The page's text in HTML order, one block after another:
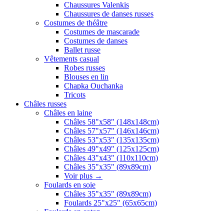
Chaussures Valenkis
Chaussures de danses russes
Costumes de théâtre
Costumes de mascarade
Costumes de danses
Ballet russe
Vêtements casual
Robes russes
Blouses en lin
Chapka Ouchanka
Tricots
Châles russes
Châles en laine
Châles 58"x58" (148x148cm)
Châles 57"x57" (146x146cm)
Châles 53"x53" (135x135cm)
Châles 49"x49" (125x125cm)
Châles 43"x43" (110x110cm)
Châles 35"x35" (89x89cm)
Voir plus →
Foulards en soie
Châles 35"x35" (89x89cm)
Foulards 25"x25" (65x65cm)